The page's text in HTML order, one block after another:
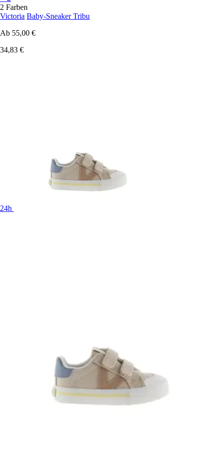
2 Farben
Victoria Baby-Sneaker Tribu
Ab 55,00 €
34,83 €
24h